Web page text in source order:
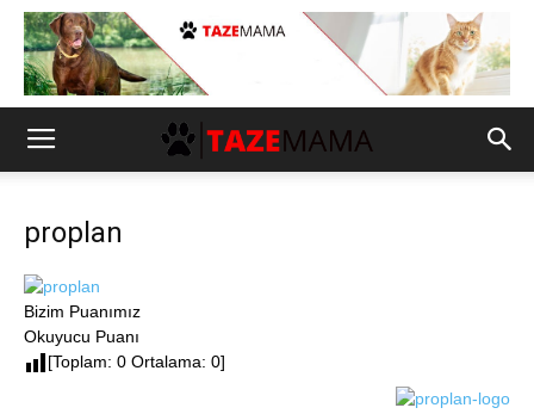
proplan
Bizim Puanımız
Okuyucu Puanı
[Toplam: 0 Ortalama: 0]